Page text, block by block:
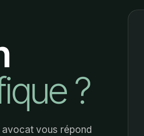
?
avocat vous répond